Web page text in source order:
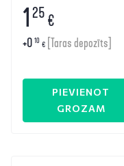
125€
+0 10 € [Taras depozīts]
PIEVIENOT
GROZAM